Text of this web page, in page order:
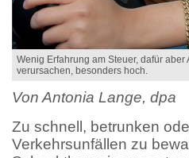
Wenig Erfahrung am Steuer, dafür
verursachen, besonders hoch.
Von Antonia Lange, dpa
Zu schnell, betrunken
Verkehrsunfällen zu